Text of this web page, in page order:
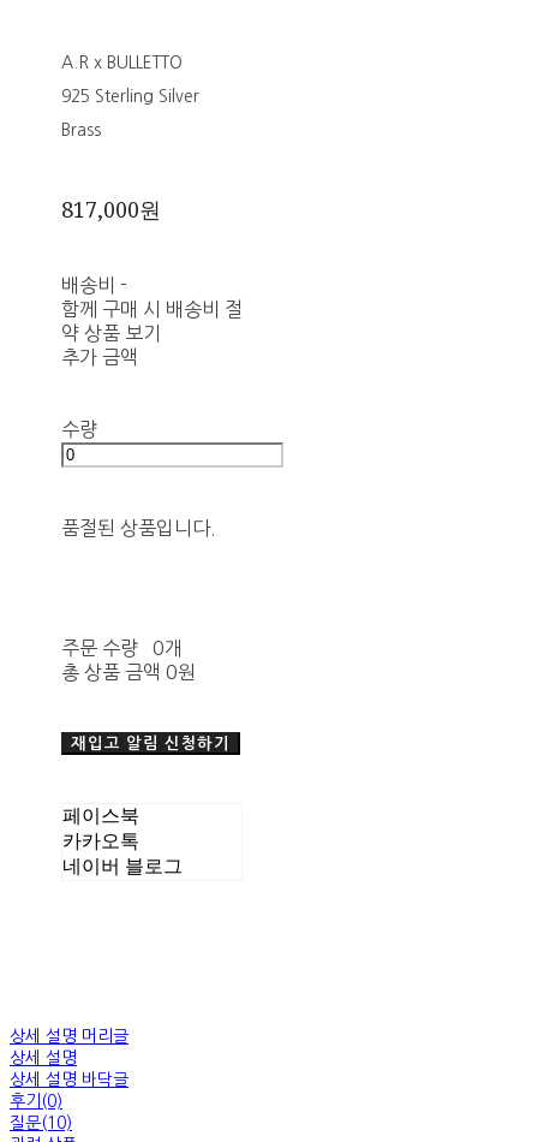
A.R x BULLETTO
925 Sterling Silver
Brass
817,000원
배송비 -
함께 구매 시 배송비 절
약 상품 보기
추가 금액
수량
품절된 상품입니다.
주문 수량
0개
총 상품 금액 0원
재입고 알림 신청하기
페이스북
카카오톡
네이버 블로그
상세 설명 머리글
상세 설명
상세 설명 바닥글
후기(0)
질문(10)